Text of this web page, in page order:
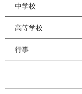
中学校
高等学校
行事